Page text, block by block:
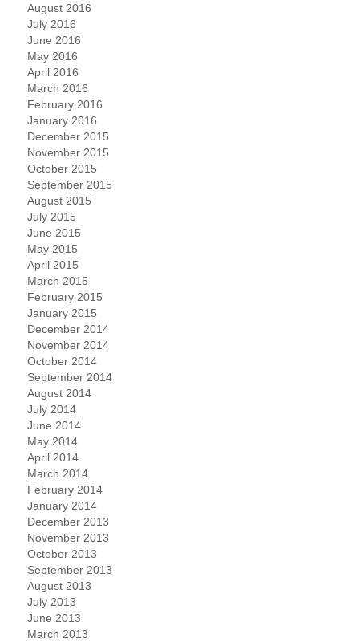
August 2016
July 2016
June 2016
May 2016
April 2016
March 2016
February 2016
January 2016
December 2015
November 2015
October 2015
September 2015
August 2015
July 2015
June 2015
May 2015
April 2015
March 2015
February 2015
January 2015
December 2014
November 2014
October 2014
September 2014
August 2014
July 2014
June 2014
May 2014
April 2014
March 2014
February 2014
January 2014
December 2013
November 2013
October 2013
September 2013
August 2013
July 2013
June 2013
March 2013